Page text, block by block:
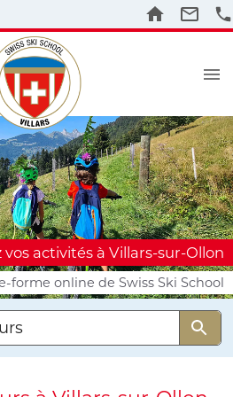
vos activités à Villars-sur-Ollon
forme online de Swiss Ski School